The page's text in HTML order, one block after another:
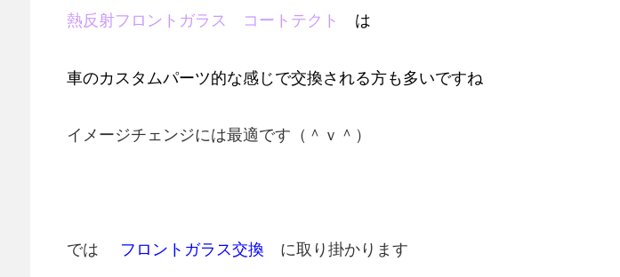
熱反射フロントガラス コートテクト は
車のカスタムパーツ的な感じで交換される方も多いですね
イメージチェンジには最適です（＾ｖ＾）
では フロントガラス交換 に取り掛かります